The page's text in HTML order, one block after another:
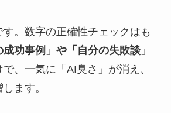
。数字の正確性チェックはも
成功事例」や「自分の失敗談」
で、一気に「AI臭さ」が消え、
ます。